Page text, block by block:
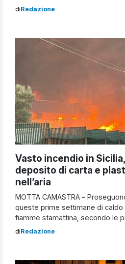
causato da un sacchetto di
[…]
diRedazione
Vasto incendio in
deposito di carta e
nell’aria
MOTTA CAMASTRA –
queste prime settimane di caldo
fiamme stamattina, secondo le
sarebbe stata un’area naturale
l’incendio si è propagato con il
diRedazione